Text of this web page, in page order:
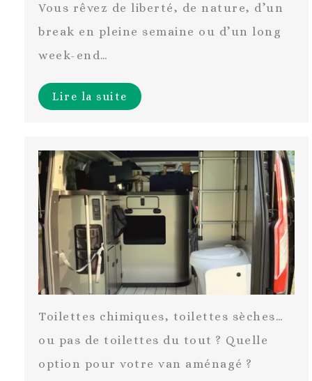
Vous rêvez de liberté, de nature, d’un
break en pleine semaine ou d’un long
week-end…
Lire la suite
Toilettes chimiques, toilettes sèches…
ou pas de toilettes du tout ? Quelle
option pour votre van aménagé ?